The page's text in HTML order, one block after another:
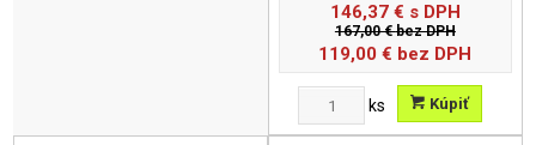
146,37€ s DPH
167,00 €bez DPH
119,00 € bez DPH
ks Kúpiť